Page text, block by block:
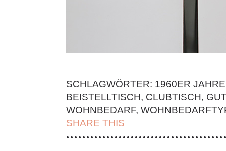
SCHLAGWÖRTER: 1960ER JAHRE
BEISTELLTISCH, CLUBTISCH,
WOHNBEDARF,
SHARE THIS